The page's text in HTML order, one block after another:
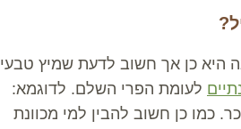
היא כן אך חשוב לדעת שמיץ טבעי
לעומת הפרי השלם. לדוגמא:
טבעי (4 תפוזים) יש 12 כפיות סוכר. כמו כן חשוב להבין למי מכוונת